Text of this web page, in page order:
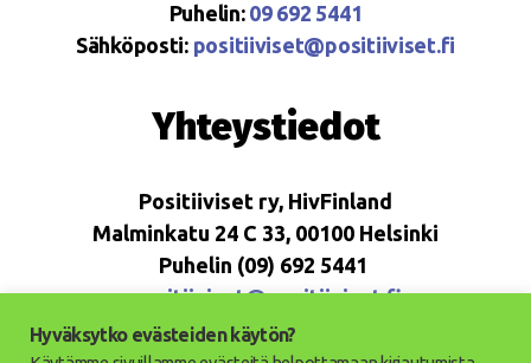
Puhelin: 09 692 5441
Sähköposti: positiiviset@positiiviset.fi
Yhteystiedot
Positiiviset ry, HivFinland
Malminkatu 24 C 33, 00100 Helsinki
Puhelin (09) 692 5441
positiiviset@positiiviset.fi
Hyväksytko evästeiden käytön?